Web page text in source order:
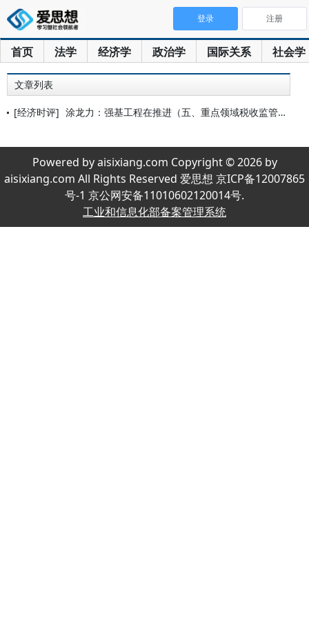
首页 法学 经济学 政治学 国际关系 社会学
登录 注册
文章列表
[经济时评] 涂龙力：强基工程在推进（五、重点领域税收监管：虚开发票）——
Powered by aisixiang.com Copyright © 2026 by
aisixiang.com All Rights Reserved 爱思想 京ICP备12007865
号-1 京公网安备11010602120014号.
工业和信息化部备案管理系统